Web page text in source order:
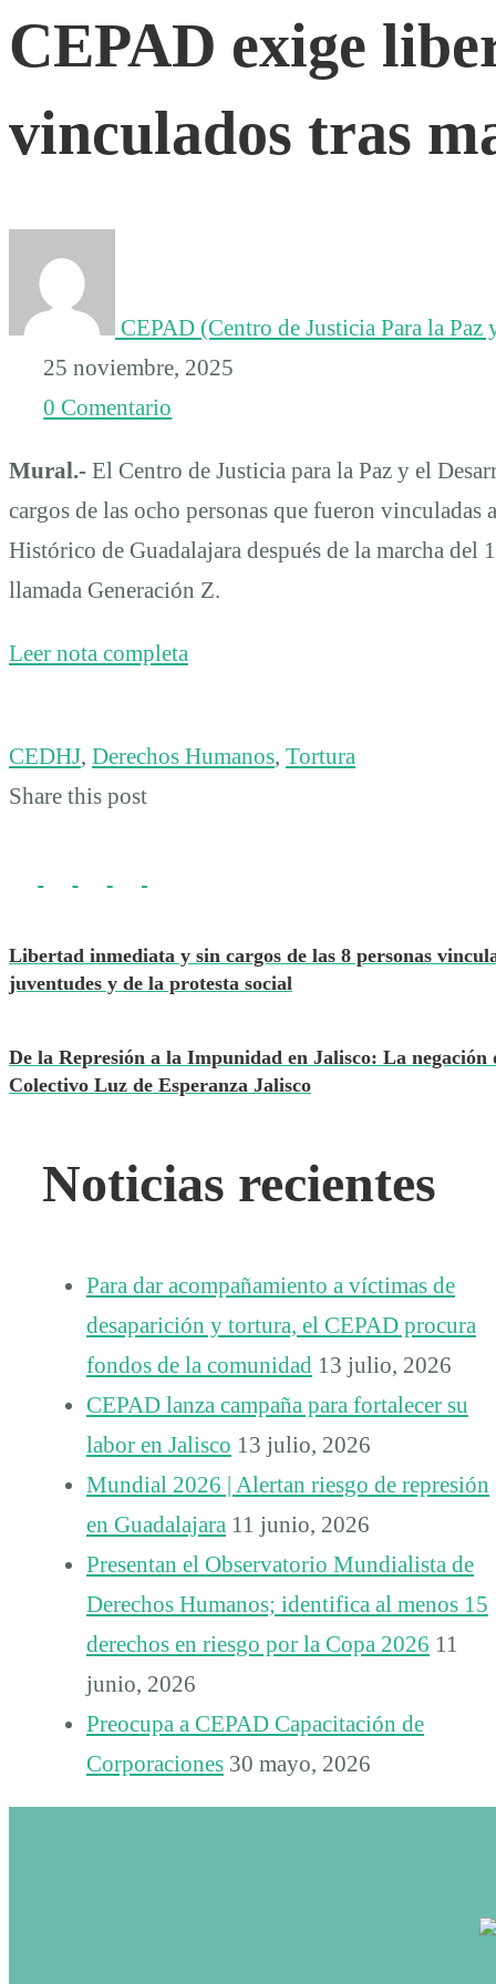
liberación
de
tras
marcha
CEPAD exige
vinculados tras
CEPAD (Centro de Justicia Para la Paz
25 noviembre, 2025
0 Comentario
Mural.- El Centro de Justicia para la Paz y el
cargos de las ocho personas que fueron
Histórico de Guadalajara después de la marcha
llamada Generación Z.
Leer nota completa
CEDHJ, Derechos Humanos, Tortura
Share this post
Libertad inmediata y sin cargos de las 8 personas
juventudes y de la protesta social
De la Represión a la Impunidad en Jalisco: La
Colectivo Luz de Esperanza Jalisco
Noticias recientes
Para dar acompañamiento a víctimas de
desaparición y tortura, el CEPAD procura
fondos de la comunidad 13 julio, 2026
CEPAD lanza campaña para fortalecer su
labor en Jalisco 13 julio, 2026
Mundial 2026 | Alertan riesgo de represión
en Guadalajara 11 junio, 2026
Presentan el Observatorio Mundialista de
Derechos Humanos; identifica al menos 15
derechos en riesgo por la Copa 2026 11
junio, 2026
Preocupa a CEPAD Capacitación de
Corporaciones 30 mayo, 2026